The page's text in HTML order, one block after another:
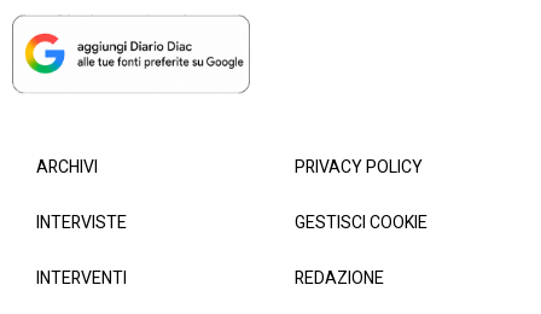
ARCHIVI
INTERVISTE
INTERVENTI
PRIVACY POLICY
GESTISCI COOKIE
REDAZIONE